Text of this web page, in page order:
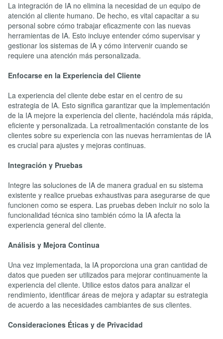
La integración de IA no elimina la necesidad de un equipo de
atención al cliente humano. De hecho, es vital capacitar a su
personal sobre cómo trabajar eficazmente con las nuevas
herramientas de IA. Esto incluye entender cómo supervisar y
gestionar los sistemas de IA y cómo intervenir cuando se
requiere una atención más personalizada.
Enfocarse en la Experiencia del Cliente
La experiencia del cliente debe estar en el centro de su
estrategia de IA. Esto significa garantizar que la implementación
de la IA mejore la experiencia del cliente, haciéndola más rápida,
eficiente y personalizada. La retroalimentación constante de los
clientes sobre su experiencia con las nuevas herramientas de IA
es crucial para ajustes y mejoras continuas.
Integración y Pruebas
Integre las soluciones de IA de manera gradual en su sistema
existente y realice pruebas exhaustivas para asegurarse de que
funcionen como se espera. Las pruebas deben incluir no solo la
funcionalidad técnica sino también cómo la IA afecta la
experiencia general del cliente.
Análisis y Mejora Continua
Una vez implementada, la IA proporciona una gran cantidad de
datos que pueden ser utilizados para mejorar continuamente la
experiencia del cliente. Utilice estos datos para analizar el
rendimiento, identificar áreas de mejora y adaptar su estrategia
de acuerdo a las necesidades cambiantes de sus clientes.
Consideraciones Éticas y de Privacidad